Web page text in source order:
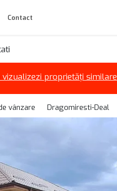
Contact
proprietăți similare
vânzare Dragomiresti-Deal